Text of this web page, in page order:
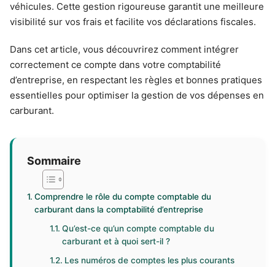
véhicules. Cette gestion rigoureuse garantit une meilleure
visibilité sur vos frais et facilite vos déclarations fiscales.
Dans cet article, vous découvrirez comment intégrer
correctement ce compte dans votre comptabilité
d’entreprise, en respectant les règles et bonnes pratiques
essentielles pour optimiser la gestion de vos dépenses en
carburant.
Sommaire
Comprendre le rôle du compte comptable du
carburant dans la comptabilité d’entreprise
Qu’est-ce qu’un compte comptable du
carburant et à quoi sert-il ?
Les numéros de comptes les plus courants